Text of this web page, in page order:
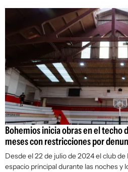
Bohemios inicia obras en el techo
meses con restricciones por
Desde el 22 de julio de 2024 el club
espacio principal durante las noches y